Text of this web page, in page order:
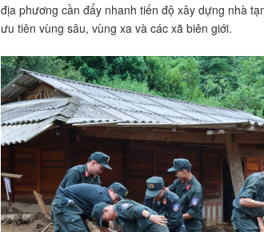
địa phương cần đẩy nhanh tiến độ xây dựng nhà
ưu tiên vùng sâu, vùng xa và các xã biên giới.